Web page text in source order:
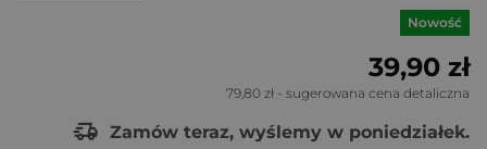
Nowość
39,90 zł
79,80 zł - sugerowana cena detaliczna
Zamów teraz, wyślemy w poniedziałek.